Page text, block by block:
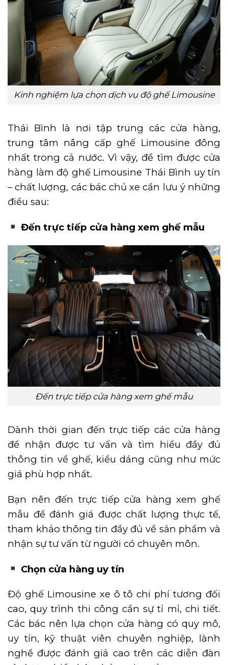
Kinh nghiệm lựa chọn dịch vụ độ ghế Limousine
Thái Bình là nơi tập trung các cửa hàng,
trung tâm nâng cấp ghế Limousine đông
nhất trong cả nước. Vì vậy, để tìm được cửa
hàng làm độ ghế Limousine Thái Bình uy tín
– chất lượng, các bác chủ xe cần lưu ý những
điều sau:
Đến trực tiếp cửa hàng xem ghế mẫu
Đến trực tiếp cửa hàng xem ghế mẫu
Dành thời gian đến trực tiếp các cửa hàng
để nhận được tư vấn và tìm hiểu đầy đủ
thông tin về ghế, kiểu dáng cũng như mức
giá phù hợp nhất.
Bạn nên đến trực tiếp cửa hàng xem ghế
mẫu để đánh giá được chất lượng thực tế,
tham khảo thông tin đầy đủ về sản phẩm và
nhận sự tư vấn từ người có chuyên môn.
Chọn cửa hàng uy tín
Độ ghế Limousine xe ô tô chi phí tương đối
cao, quy trình thi công cần sự tỉ mỉ, chi tiết.
Các bác nên lựa chọn cửa hàng có quy mô,
uy tín, kỹ thuật viên chuyên nghiệp, lành
nghề được đánh giá cao trên các diễn đàn